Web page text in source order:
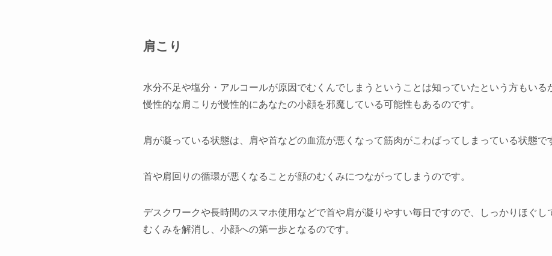
肩こり
水分不足や塩分・アルコールが原因でむくんでしまうということは知っていたという方もいる
慢性的な肩こりが慢性的にあなたの小顔を邪魔している可能性もあるのです。
肩が凝っている状態は、肩や首などの血流が悪くなって筋肉がこわばってしまっている状態で
首や肩回りの循環が悪くなることが顔のむくみにつながってしまうのです。
デスクワークや長時間のスマホ使用などで首や肩が凝りやすい毎日ですので、しっかりほぐし
むくみを解消し、小顔への第一歩となるのです。